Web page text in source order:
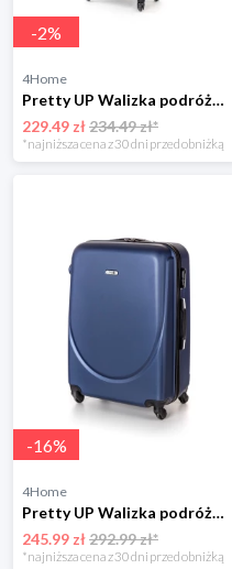
-2%
4Home
Pretty UP Walizka podróżna z tworzywa sztucznego ABS07 M, szary Pretty Up
229.49 zł234.49 zł*
*najniższa cena z 30 dni przed obniżką
-16%
4Home
Pretty UP Walizka podróżna ABS16, ciemnoniebieska Pretty Up
245.99 zł292.99 zł*
*najniższa cena z 30 dni przed obniżką